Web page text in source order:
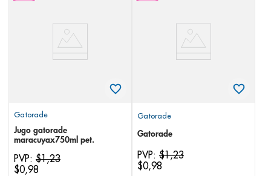
Gatorade
Jugo gatorade
maracuyax750ml pet.
PVP: $1,23
$0,98
Gatorade
Gatorade
PVP: $1,23
$0,98